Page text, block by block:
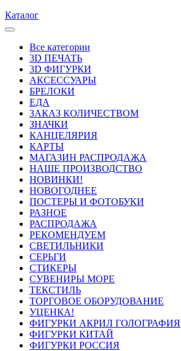
Каталог
Все категории
3D ПЕЧАТЬ
3D ФИГУРКИ
АКСЕССУАРЫ
БРЕЛОКИ
ЕДА
ЗАКАЗ КОЛИЧЕСТВОМ
ЗНАЧКИ
КАНЦЕЛЯРИЯ
КАРТЫ
МАГАЗИН РАСПРОДАЖА
НАШЕ ПРОИЗВОДСТВО
НОВИНКИ!
НОВОГОДНЕЕ
ПОСТЕРЫ И ФОТОБУКИ
РАЗНОЕ
РАСПРОДАЖА
РЕКОМЕНДУЕМ
СВЕТИЛЬНИКИ
СЕРЬГИ
СТИКЕРЫ
СУВЕНИРЫ МОРЕ
ТЕКСТИЛЬ
ТОРГОВОЕ ОБОРУДОВАНИЕ
УЦЕНКА!
ФИГУРКИ АКРИЛ ГОЛОГРАФИЯ
ФИГУРКИ КИТАЙ
ФИГУРКИ РОССИЯ